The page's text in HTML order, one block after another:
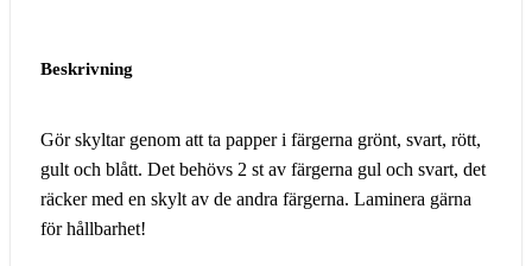
Beskrivning
Gör skyltar genom att ta papper i färgerna grönt, svart, rött,
gult och blått. Det behövs 2 st av färgerna gul och svart, det
räcker med en skylt av de andra färgerna. Laminera gärna
för hållbarhet!